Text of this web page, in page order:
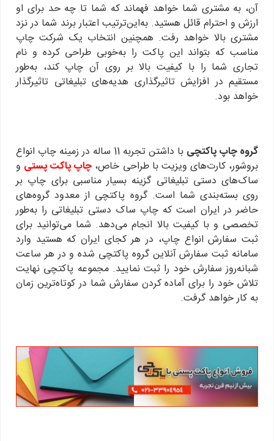
آن، به مشتری شما خواهد فهماند که شما تا چه حد برای او
ارزش و احترام قائل هستید. به‌این‌ترتیب اعتبار برند شما در نزد
مشتری بالا خواهد رفت. همچنین انتخاب یک شرکت چاپ
مناسب که بتواند این پاکت را به‌خوبی طراحی کرده و نام
تجاری شما را با کیفیت بالا بر روی آن چاپ کند، به‌طور
مستقیم در افزایش تاثیرگذاری هدیه‌های تبلیغاتی تاثیرگذار
خواهد بود.
گروه چاپ پاکتچی
با داشتن تجربه 11 ساله در زمینه چاپ انواع
بروشور، کارت‌های ویزیت با طراحی خاص، چاپ پاکت پستی و
ساک‌های دستی تبلیغاتی گزینه بسیار مناسبی برای چاپ بر
روی بسته‌بندی شما است. گروه پاکتچی از معدود گروه‌های
حاضر در ایران است که چاپ ساک دستی تبلیغاتی را به‌طور
تخصصی و با کیفیت بالا انجام می‌دهد. شما می‌توانید برای
ثبت سفارش انواع چاپ، در هر کجای ایران که هستید وارد
سامانه ثبت سفارش آنلاین گروه پاکتچی شده و در هر ساعت
شبانه‌روز سفارش خود را ثبت نمایید. مجموعه پاکتچی نهایت
تلاش خود را برای آماده کردن سفارش شما در کوتاه‌ترین زمان
به کار خواهد گرفت.